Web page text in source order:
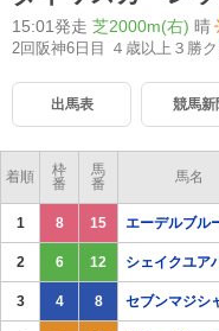
15:01発走 芝2000m(右) 晴
2回阪神6日目 ４歳以上３勝ク
出馬表 競馬新
着順
枠
番
馬
番
馬名
1 8 15 エーデルブル
2 6 12 シェイクユア
3 4 8 セブンマジシ